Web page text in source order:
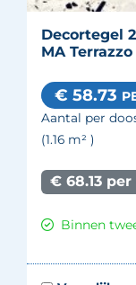
Decortegel
MA Terrazzo
€ 58.73
Aantal per
(1.16 m² )
€ 68.13 per
Binnen